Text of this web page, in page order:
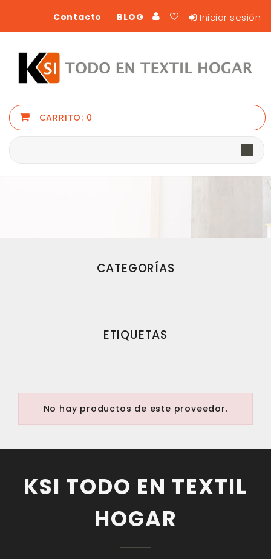
Iniciar sesión
BLOG
Contacto
CARRITO: 0
CATEGORÍAS
ETIQUETAS
No hay productos de este proveedor.
KSI TODO EN TEXTIL
HOGAR